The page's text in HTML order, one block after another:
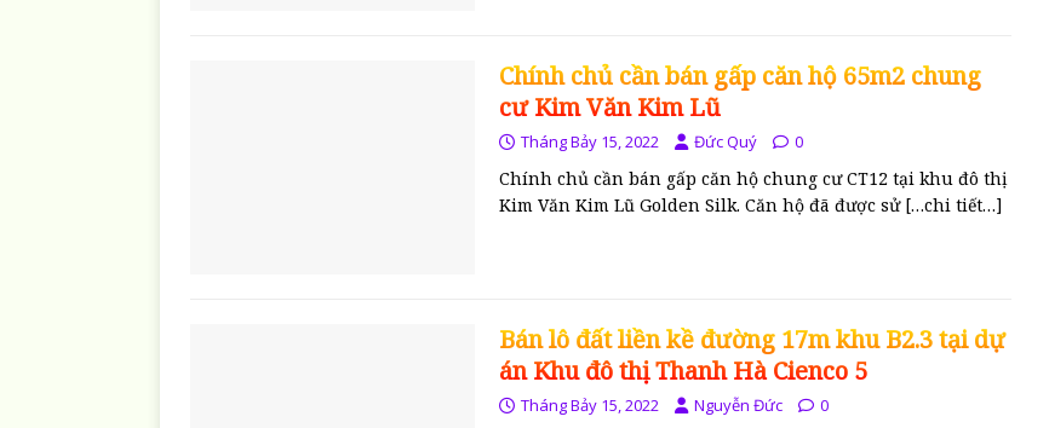
Chính chủ cần bán gấp căn hộ 65m2 chung
cư Kim Văn Kim Lũ
Tháng Bảy 15, 2022 Đức Quý 0
Chính chủ cần bán gấp căn hộ chung cư CT12 tại khu đô thị
Kim Văn Kim Lũ Golden Silk. Căn hộ đã được sử […chi tiết…]
Bán lô đất liền kề đường 17m khu B2.3 tại dự
án Khu đô thị Thanh Hà Cienco 5
Tháng Bảy 15, 2022 Nguyễn Đức 0